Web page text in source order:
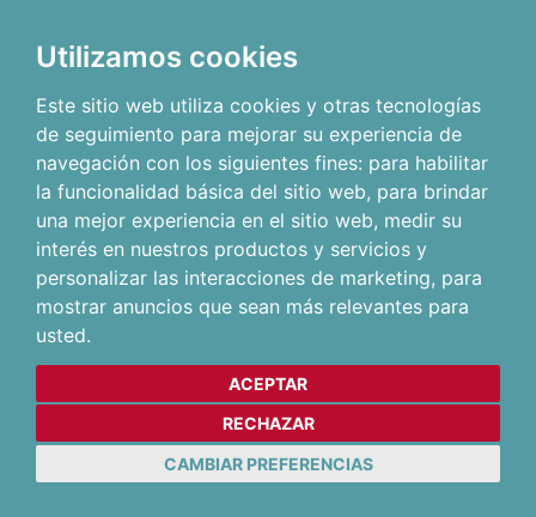
Utilizamos cookies
Este sitio web utiliza cookies y otras tecnologías
de seguimiento para mejorar su experiencia de
navegación con los siguientes fines: para habilitar
la funcionalidad básica del sitio web, para brindar
una mejor experiencia en el sitio web, medir su
interés en nuestros productos y servicios y
personalizar las interacciones de marketing, para
mostrar anuncios que sean más relevantes para
usted.
ACEPTAR
RECHAZAR
CAMBIAR PREFERENCIAS